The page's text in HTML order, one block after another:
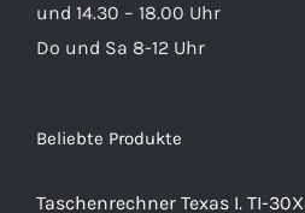
und 14.30 – 18.00 Uhr
Do und Sa 8-12 Uhr
Beliebte Produkte
Taschenrechner Texas I. TI-